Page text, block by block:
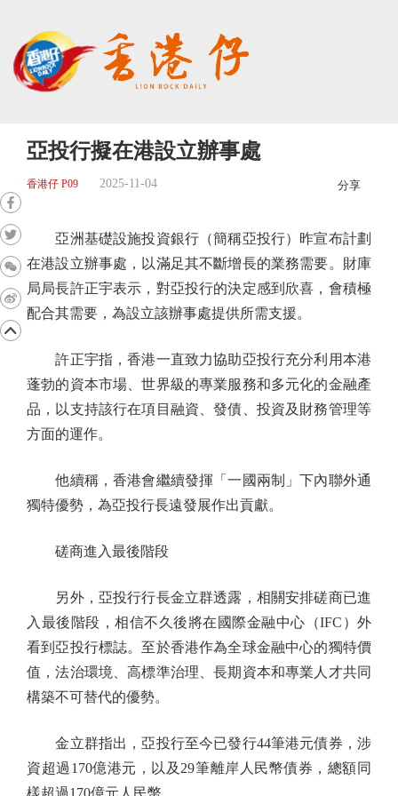
亞投行擬在港設立辦事處
香港仔 P09 2025-11-04 分享
亞洲基礎設施投資銀行（簡稱亞投行）昨宣布計劃
在港設立辦事處，以滿足其不斷增長的業務需要。財庫
局局長許正宇表示，對亞投行的決定感到欣喜，會積極
配合其需要，為設立該辦事處提供所需支援。
許正宇指，香港一直致力協助亞投行充分利用本港
蓬勃的資本市場、世界級的專業服務和多元化的金融產
品，以支持該行在項目融資、發債、投資及財務管理等
方面的運作。
他續稱，香港會繼續發揮「一國兩制」下內聯外通
獨特優勢，為亞投行長遠發展作出貢獻。
磋商進入最後階段
另外，亞投行行長金立群透露，相關安排磋商已進
入最後階段，相信不久後將在國際金融中心（IFC）外
看到亞投行標誌。至於香港作為全球金融中心的獨特價
值，法治環境、高標準治理、長期資本和專業人才共同
構築不可替代的優勢。
金立群指出，亞投行至今已發行44筆港元債券，涉
資超過170億港元，以及29筆離岸人民幣債券，總額同
樣超過170億元人民幣。